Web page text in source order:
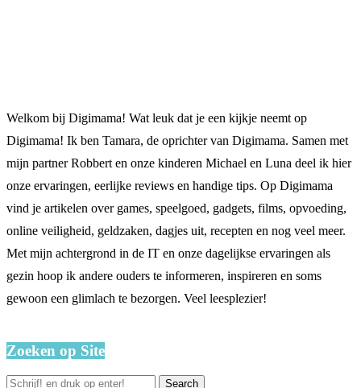
Welkom bij Digimama! Wat leuk dat je een kijkje neemt op
Digimama! Ik ben Tamara, de oprichter van Digimama. Samen met
mijn partner Robbert en onze kinderen Michael en Luna deel ik hier
onze ervaringen, eerlijke reviews en handige tips. Op Digimama
vind je artikelen over games, speelgoed, gadgets, films, opvoeding,
online veiligheid, geldzaken, dagjes uit, recepten en nog veel meer.
Met mijn achtergrond in de IT en onze dagelijkse ervaringen als
gezin hoop ik andere ouders te informeren, inspireren en soms
gewoon een glimlach te bezorgen. Veel leesplezier!
Zoeken op Site